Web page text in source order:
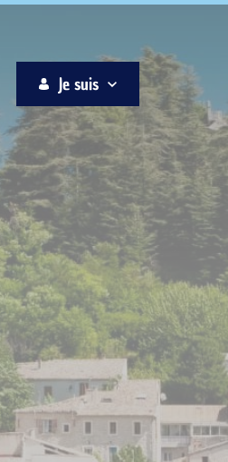
Je suis
Habitant
Associations
Jeune
Entreprise
Ainé
Nouvel
arrivant